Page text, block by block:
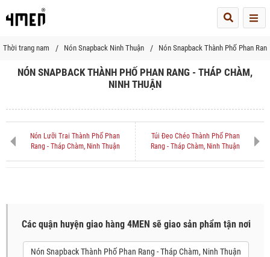
Thời trang nam Nón Snapback Ninh Thuận Nón Snapback Thành Phố Phan
NÓN SNAPBACK THÀNH PHỐ PHAN RANG - THÁP CHÀM,
NINH THUẬN
Nón Lưỡi Trai Thành Phố Phan
Rang - Tháp Chàm, Ninh Thuận
Túi Đeo Chéo Thành Phố Phan
Rang - Tháp Chàm, Ninh Thuận
Các quận huyện giao hàng 4MEN sẽ giao sản phẩm tận nơi
Nón Snapback Thành Phố Phan Rang - Tháp Chàm, Ninh Thuận